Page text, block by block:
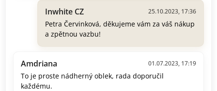
Inwhite CZ 25.10.2023, 17:36
Petra Červinková, děkujeme vám za váš nákup
a zpětnou vazbu!
Amdriana 01.07.2023, 17:19
To je proste nádherný oblek, rada doporučil
každému.